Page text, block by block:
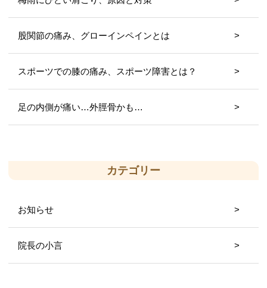
股関節の痛み、グローインペインとは
スポーツでの膝の痛み、スポーツ障害とは？
足の内側が痛い…外脛骨かも…
カテゴリー
お知らせ
院長の小言